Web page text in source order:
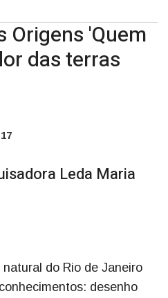
Origens 'Quem
das terras
Leda Maria
do Rio de Janeiro
desenho